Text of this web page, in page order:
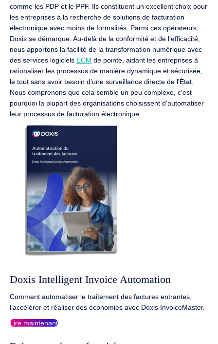
comme les PDP et le PPF. Ils constituent un excellent choix pour
les entreprises à la recherche de solutions de facturation
électronique avec moins de formalités. Parmi ces opérateurs,
Doxis se démarque. Au-delà de la conformité et de l'efficacité,
nous apportons la facilité de la transformation numérique avec
des services logiciels ECM de pointe, aidant les entreprises à
rationaliser les processus de manière dynamique et sécurisée,
le tout sans avoir besoin d'une surveillance directe de l'État.
Nous comprenons que cela semble un peu complexe, c'est
pourquoi la plupart des organisations choisissent d'automatiser
leur processus de facturation électronique.
Doxis Intelligent Invoice Automation
Comment automatiser le traitement des factures entrantes,
l’accélérer et réaliser des économies avec Doxis InvoiceMaster.
Lire maintenant